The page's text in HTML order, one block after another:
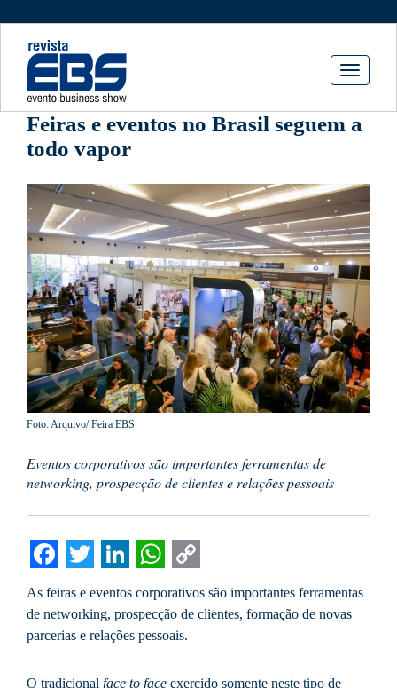
Toggle
Feiras e eventos no Brasil seguem a
todo vapor
Foto: Arquivo/ Feira EBS
Eventos corporativos são importantes ferramentas de
networking, prospecção de clientes e relações pessoais
Facebook
Twitter
LinkedIn
WhatsApp
Copy
Link
As feiras e eventos corporativos são importantes ferramentas
de networking, prospecção de clientes, formação de novas
parcerias e relações pessoais.
O tradicional face to face exercido somente neste tipo de